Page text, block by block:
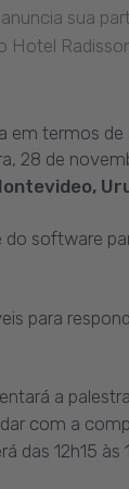
anuncia sua
Hotel
em termos de
28 de
software
para
a
com a
das 12h15 às